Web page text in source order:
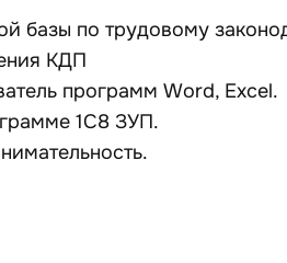
базы по трудовому
КДП
программ Word, Excel.
1С8 ЗУП.